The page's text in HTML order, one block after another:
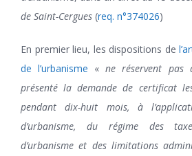
de Saint-Cergues (req. n°374026)
En premier lieu, les dispositions de
de l’urbanisme «ne réservent
présenté la demande de certificat
pendant dix-huit mois, à
d’urbanisme, du régime des
d’urbanisme et des limitations